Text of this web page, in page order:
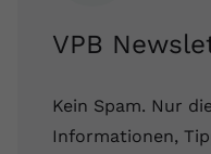
VPB
Kein Spam. Nur
Informationen,
Videos